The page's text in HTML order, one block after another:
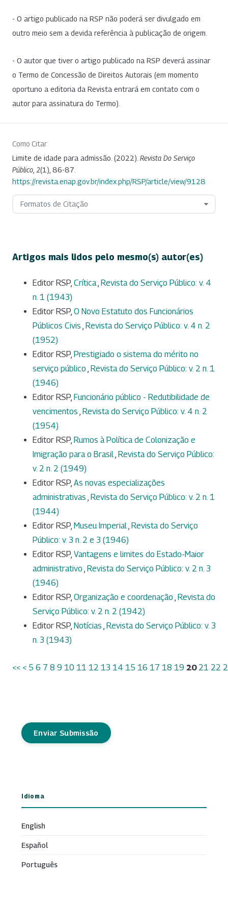
- O artigo publicado na RSP não poderá ser divulgado em
outro meio sem a devida referência à publicação de origem.
- O autor que tiver o artigo publicado na RSP deverá assinar
o Termo de Concessão de Direitos Autorais (em momento
oportuno a editoria da Revista entrará em contato com o
autor para assinatura do Termo).
Como Citar
Limite de idade para admissão. (2022). Revista Do Serviço
Público 2(1), 86-87.
https://revista.enap.gov.br/index.php/RSP/article/view/9128
Formatos de Citação
Artigos mais lidos pelo mesmo(s) autor(es)
Editor RSP, Crítica, Revista do Serviço Público: v. 4
n. 1 (1943)
Editor RSP, O Novo Estatuto dos Funcionários
Públicos Civis , Revista do Serviço Público: v. 4 n. 2
(1952)
Editor RSP, Prestigiado o sistema do mérito no
serviço público , Revista do Serviço Público: v. 2 n. 1
(1946)
Editor RSP, Funcionário público - Redutibilidade de
vencimentos , Revista do Serviço Público: v. 4 n. 2
(1954)
Editor RSP, Rumos à Política de Colonização e
Imigração para o Brasil, Revista do Serviço Público:
v. 2 n. 2 (1949)
Editor RSP, As novas especializações
administrativas , Revista do Serviço Público: v. 2 n. 1
(1944)
Editor RSP, Museu Imperial, Revista do Serviço
Público: v. 3 n. 2 e 3 (1946)
Editor RSP, Vantagens e limites do Estado-Maior
administrativo , Revista do Serviço Público: v. 2 n. 3
(1946)
Editor RSP, Organização e coordenação , Revista do
Serviço Público: v. 2 n. 2 (1942)
Editor RSP, Notícias , Revista do Serviço Público: v. 3
n. 3 (1943)
<< < 5 6 7 8 9 10 11 12 13 14 15 16 17 18 19 20 21 22
Enviar Submissão
Idioma
English
Español
Português